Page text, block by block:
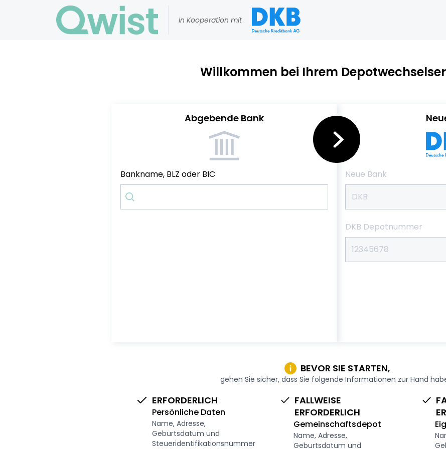
In Kooperation mit
Willkommen bei Ihrem
Abgebende Bank
Bankname, BLZ oder BIC Neue Bank
DKB Depotnummer
BEVOR SIE STARTEN,
gehen Sie sicher, dass Sie folgende Informationen zur Hand
ERFORDERLICH
Persönliche Daten
Name, Adresse,
Geburtsdatum und
Steueridentifikationsnummer
FALLWEISE
ERFORDERLICH
Gemeinschaftsdepot
Name, Adresse,
Geburtsdatum und